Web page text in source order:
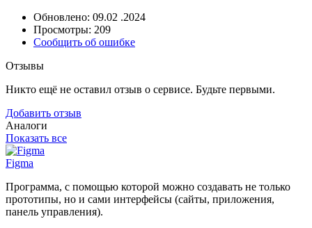
Обновлено: 09.02 .2024
Просмотры: 209
Сообщить об ошибке
Отзывы
Никто ещё не оставил отзыв о сервисе. Будьте первыми.
Добавить отзыв
Аналоги
Показать все
Figma
Программа, с помощью которой можно создавать не только
прототипы, но и сами интерфейсы (сайты, приложения,
панель управления).